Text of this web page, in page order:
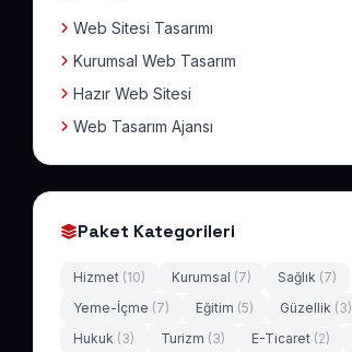
Web Sitesi Tasarımı
Kurumsal Web Tasarım
Hazır Web Sitesi
Web Tasarım Ajansı
Paket Kategorileri
Hizmet (10) Kurumsal (7) Sağlık (7)
Yeme-İçme (7) Eğitim (5) Güzellik (3)
Hukuk (3) Turizm (3) E-Ticaret (2)